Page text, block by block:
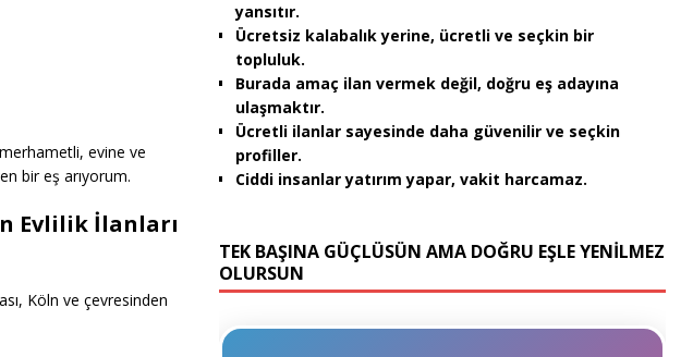
evine ve
bir eş arıyorum.
Evlilik İlanları
Köln ve çevresinden
yansıtır.
Ücretsiz kalabalık yerine, ücretli ve seçkin bir
topluluk.
Burada amaç ilan vermek değil, doğru eş adayına
ulaşmaktır.
Ücretli ilanlar sayesinde daha güvenilir ve seçkin
profiller.
Ciddi insanlar yatırım yapar, vakit harcamaz.
TEK BAŞINA GÜÇLÜSÜN AMA DOĞRU EŞLE YENİLMEZ
OLURSUN